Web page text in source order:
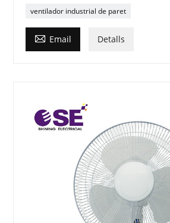
ventilador industrial de paret
 Email Detalls